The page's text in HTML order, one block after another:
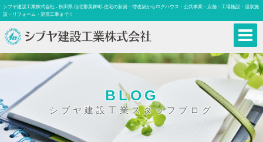
シブヤ建設工業株式会社 - 秋田県 仙北郡美郷町-住宅の新築・増改築からログハウス・公共事業・店舗・工場施設・温泉施
設・リフォーム・消雪工事まで！
BLOG
シブヤ建設工業スタッフブログ